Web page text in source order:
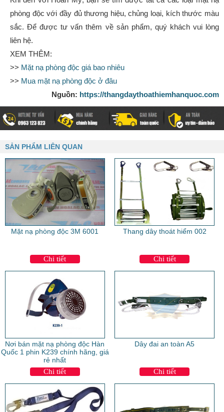
phòng độc với đầy đủ thương hiệu, chủng loại, kích thước màu
sắc. Để được tư vấn thêm về sản phẩm, quý khách vui lòng
liên hệ.
XEM THÊM:
>> Mặt nạ phòng độc giá bao nhiêu
>> Mua mặt nạ phòng độc ở đâu
Nguồn: https://thangdaythoathiemhanquoc.com
SẢN PHẨM LIÊN QUAN
Mặt nạ phòng độc 3M 6001
Chi tiết
Thang dây thoát hiểm 002
Chi tiết
Nơi bán mặt nạ phòng độc Hàn
Quốc 1 phin K239 chính hãng, giá
rẻ nhất
Chi tiết
Dây đai an toàn A5
Chi tiết